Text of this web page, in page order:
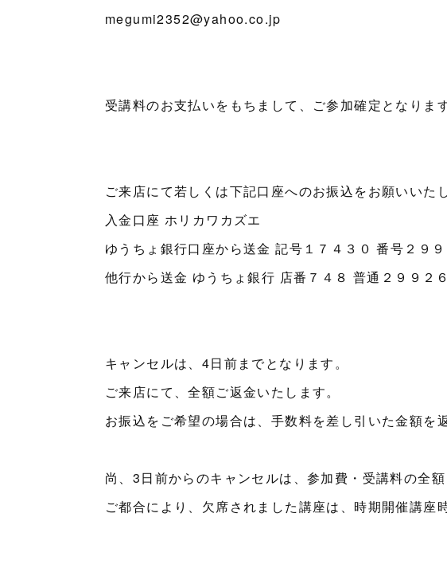
megumi2352@yahoo.co.jp
受講料のお支払いをもちまして、ご参加確定となります
ご来店にて若しくは下記口座へのお振込をお願いいたし
入金口座 ホリカワカズエ
ゆうちょ銀行口座から送金 記号１７４３０ 番号２９９
他行から送金 ゆうちょ銀行 店番７４８ 普通２９９２
キャンセルは、4日前までとなります。
ご来店にて、全額ご返金いたします。
お振込をご希望の場合は、手数料を差し引いた金額を
尚、3日前からのキャンセルは、参加費・受講料の全額
ご都合により、欠席されました講座は、時期開催講座